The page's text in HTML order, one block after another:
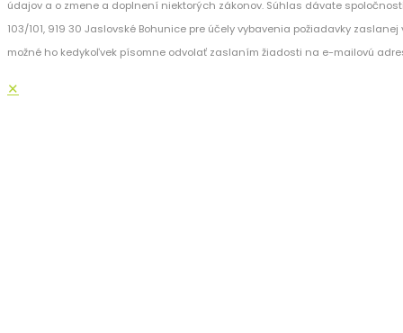
údajov a o zmene a doplnení niektorých zákonov. Súhlas dávate spoločnosti
103/101, 919 30 Jaslovské Bohunice pre účely vybavenia požiadavky
možné ho kedykoľvek písomne odvolať zaslaním žiadosti na e-mailovú
✕